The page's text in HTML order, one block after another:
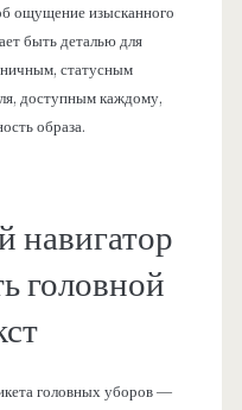
ощущение изысканного
быть деталью для
статусным
доступным каждому,
образа.
навигатор
головной
головных уборов —